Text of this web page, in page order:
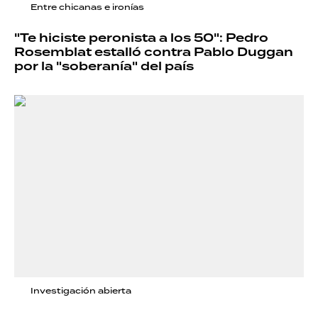
Entre chicanas e ironías
"Te hiciste peronista a los 50": Pedro
Rosemblat estalló contra Pablo Duggan
por la "soberanía" del país
Investigación abierta